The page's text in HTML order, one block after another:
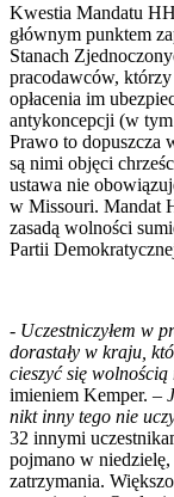
Kwestia Mandatu
głównym punktem
Stanach
pracodawców,
opłacenia im
antykoncepcji (w
Prawo to dopuszcza
są nimi objęci
ustawa nie
w Missouri. Mandat
zasadą wolności
Partii
- Uczestniczyłem w
dorastały w kraju,
cieszyć się
imieniem Kemper. –
nikt inny tego nie
32 innymi
pojmano w niedzielę,
zatrzymania.